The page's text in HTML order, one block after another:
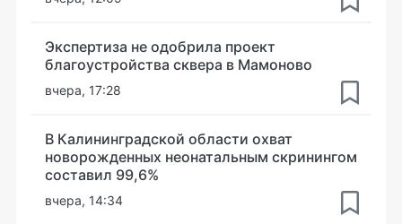
Экспертиза не одобрила проект
благоустройства сквера в Мамоново
вчера, 17:28
В Калининградской области охват
новорожденных неонатальным скринингом
составил 99,6%
вчера, 14:34